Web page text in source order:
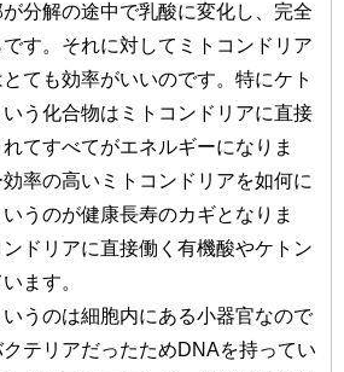
分解の途中で乳酸に変化し、完全
す。それに対してミトコンドリア
ても効率がいいのです。特にケト
う化合物はミトコンドリアに直接
てすべてがエネルギーになりま
率の高いミトコンドリアを如何に
うのが健康長寿のカギとなりま
ドリアに直接働く有機酸やケトン
ます。
うのは細胞内にある小器官なので
テリアだったためDNAを持ってい